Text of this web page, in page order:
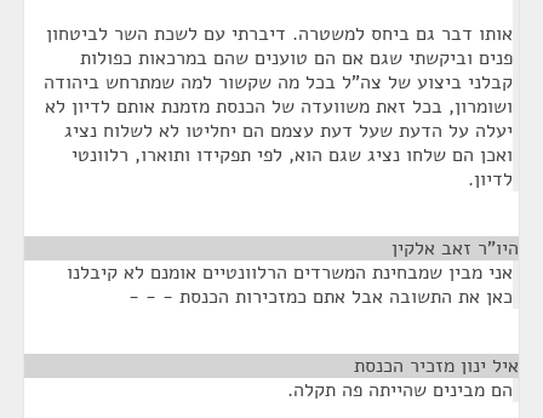
אותו דבר גם ביחס למשטרה. דיברתי עם לשכת השר לביטחון
פנים וביקשתי שגם אם הם טוענים שהם במרכאות כפולות
קבלני ביצוע של צה"ל בכל מה שקשור למה שמתרחש ביהודה
ושומרון, בכל זאת משוועדה של הכנסת מזמנת אותם לדיון לא
יעלה על הדעת שעל דעת עצמם הם יחליטו לא לשלוח נציג
ואכן הם שלחו נציג שגם הוא, לפי תפקידו ותוארו, רלוונטי
לדיון.
היו"ר זאב אלקין
אני מבין שמבחינת המשרדים הרלוונטיים אומנם לא קיבלנו
כאן את התשובה אבל אתם כמזכירות הכנסת - - -
איל ינון מזכיר הכנסת
הם מבינים שהייתה פה תקלה.